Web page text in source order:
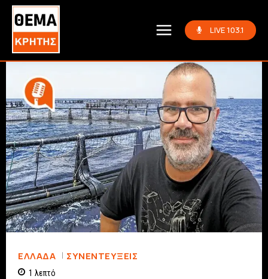
LIVE 103.1
ΕΛΛΆΔΑ ΣΥΝΕΝΤΕΎΞΕΙΣ
1 λεπτό